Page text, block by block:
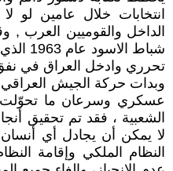
انتخابات خلال عامين لو
شباط
تحرري وادخل العراق في
عسكري وسرعان ما تحوّلت
الشعبية ، فقد تم تحقيق
لا يمكن أن يجادل أي
النظام الملكي وإقامة